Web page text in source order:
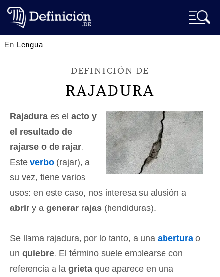
En Lengua
DEFINICIÓN DE
RAJADURA
Rajadura es el acto y
el resultado de
rajarse o de rajar.
Este verbo (rajar), a
su vez, tiene varios
usos: en este caso, nos interesa su alusión a
abrir y a generar rajas (hendiduras).
Se llama rajadura, por lo tanto, a una abertura o
un quiebre. El término suele emplearse con
referencia a la grieta que aparece en una